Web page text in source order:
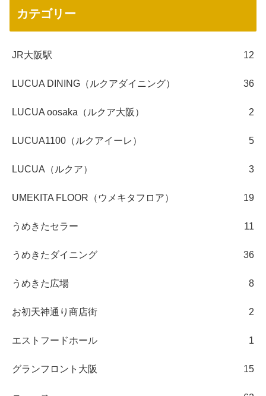
カテゴリー
JR大阪駅 12
LUCUA DINING（ルクアダイニング） 36
LUCUA oosaka（ルクア大阪） 2
LUCUA1100（ルクアイーレ） 5
LUCUA（ルクア） 3
UMEKITA FLOOR（ウメキタフロア） 19
うめきたセラー 11
うめきたダイニング 36
うめきた広場 8
お初天神通り商店街 2
エストフードホール 1
グランフロント大阪 15